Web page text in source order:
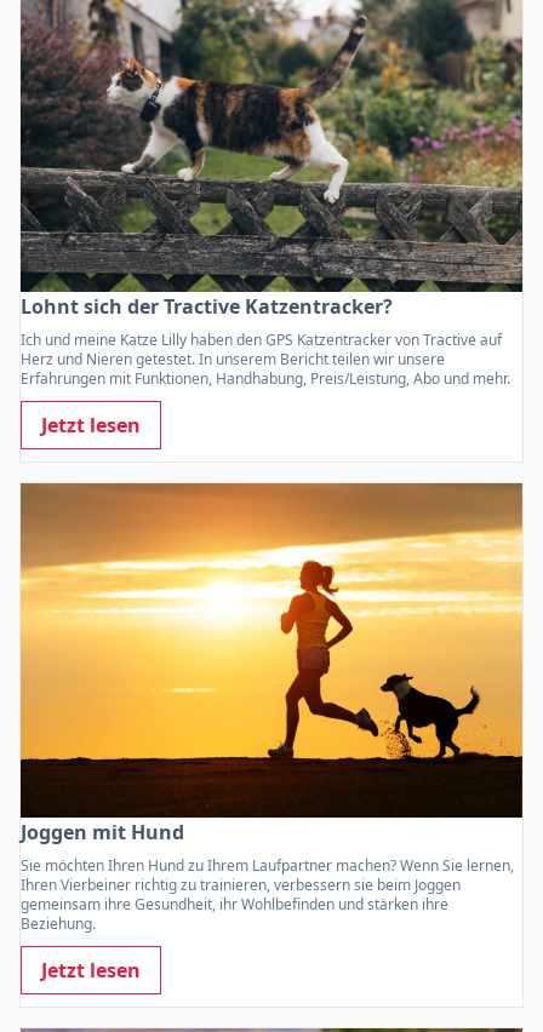
Lohnt sich der Tractive Katzentracker?
Ich und meine Katze Lilly haben den GPS Katzentracker von Tractive auf
Herz und Nieren getestet. In unserem Bericht teilen wir unsere
Erfahrungen mit Funktionen, Handhabung, Preis/Leistung, Abo und mehr.
Jetzt lesen
Joggen mit Hund
Sie möchten Ihren Hund zu Ihrem Laufpartner machen? Wenn Sie lernen,
Ihren Vierbeiner richtig zu trainieren, verbessern sie beim Joggen
gemeinsam ihre Gesundheit, ihr Wohlbefinden und stärken ihre
Beziehung.
Jetzt lesen